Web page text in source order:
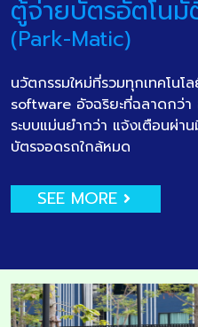
ตู้จ่ายบัตรอัตโนมั
(Park-Matic)
นวัตกรรมใหม่ที่รวมทุกเทคโนโ
software อัจฉริยะที่ฉลาดกว่า
ระบบแม่นยำกว่า แจ้งเตือนผ่า
บัตรจอดรถใกล้หมด
SEE MORE